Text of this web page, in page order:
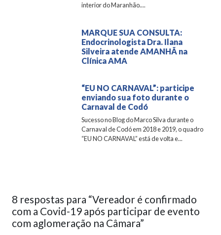
interior do Maranhão....
MARQUE SUA CONSULTA:
Endocrinologista Dra. Ilana
Silveira atende AMANHÃ na
Clínica AMA
“EU NO CARNAVAL”: participe
enviando sua foto durante o
Carnaval de Codó
Sucesso no Blog do Marco Silva durante o
Carnaval de Codó em 2018 e 2019, o quadro
“EU NO CARNAVAL” está de volta e...
8 respostas para “Vereador é confirmado
com a Covid-19 após participar de evento
com aglomeração na Câmara”